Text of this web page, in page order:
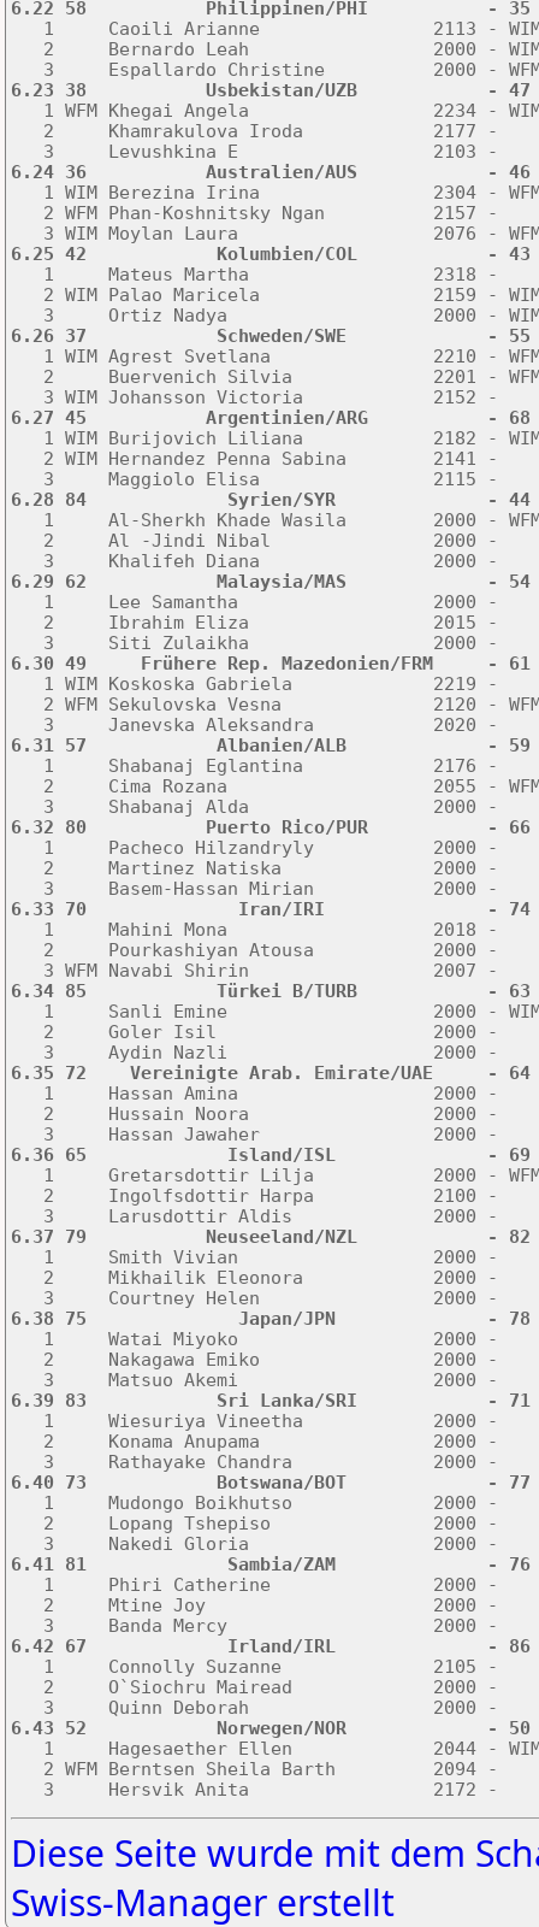
6.22 58           Philippinen/PHI           -
1     Caoili Arianne                2113 -
2     Bernardo Leah                 2000 -
6.23 38           Usbekistan/UZB            -
1 WFM Khegai Angela                 2234 -
2     Khamrakulova Iroda            2177 -
6.24 36           Australien/AUS            -
1 WIM Berezina Irina                2304 -
2 WFM Phan-Koshnitsky Ngan          2157 -
6.25 42            Kolumbien/COL            -
1     Mateus Martha                 2318 -
2 WIM Palao Maricela                2159 -
6.26 37            Schweden/SWE             -
1 WIM Agrest Svetlana               2210 -
2     Buervenich Silvia             2201 -
6.27 45           Argentinien/ARG           -
1 WIM Burijovich Liliana            2182 -
2 WIM Hernandez Penna Sabina        2141 -
6.28 84             Syrien/SYR              -
1     Al-Sherkh Khade Wasila        2000 -
2     Al -Jindi Nibal               2000 -
6.29 62            Malaysia/MAS             -
1     Lee Samantha                  2000 -
2     Ibrahim Eliza                 2015 -
6.30 49     Frühere Rep. Mazedonien/
1 WIM Koskoska Gabriela             2219 -
2 WFM Sekulovska Vesna              2120 -
6.31 57            Albanien/ALB             -
1     Shabanaj Eglantina            2176 -
2     Cima Rozana                   2055 -
6.32 80           Puerto Rico/PUR
1     Pacheco Hilzandryly           2000 -
2     Martinez Natiska              2000 -
6.33 70              Iran/IRI               - 74
1     Mahini Mona                   2018 -
2     Pourkashiyan Atousa           2000 -
6.34 85            Türkei B/TURB            -
1     Sanli Emine                   2000 -
2     Goler Isil                    2000 -
6.35 72    Vereinigte Arab. Emirate/UAE
1     Hassan Amina                  2000 -
2     Hussain Noora                 2000 -
6.36 65             Island/ISL              - 69
1     Gretarsdottir Lilja           2000 -
2     Ingolfsdottir Harpa           2100 -
6.37 79           Neuseeland/NZL            -
1     Smith Vivian                  2000 -
2     Mikhailik Eleonora            2000 -
6.38 75              Japan/JPN              -
1     Watai Miyoko                  2000 -
2     Nakagawa Emiko                2000 -
6.39 83            Sri Lanka/SRI            -
1     Wiesuriya Vineetha            2000 -
2     Konama Anupama                2000 -
6.40 73            Botswana/BOT             -
1     Mudongo Boikhutso             2000 -
2     Lopang Tshepiso               2000 -
6.41 81             Sambia/ZAM              -
1     Phiri Catherine               2000 -
2     Mtine Joy                     2000 -
6.42 67             Irland/IRL              - 86
1     Connolly Suzanne              2105 -
2     O`Siochru Mairead             2000 -
6.43 52            Norwegen/NOR             -
1     Hagesaether Ellen             2044 -
2 WFM Berntsen Sheila Barth         2094 -
Diese Seite wurde mit dem
Swiss-Manager erstellt